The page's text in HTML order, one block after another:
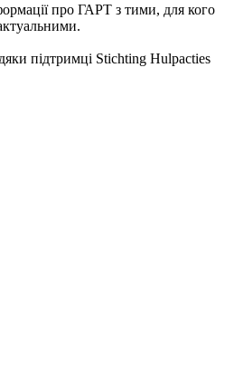
про ГАРТ з тими, для кого
підтримці Stichting Hulpacties